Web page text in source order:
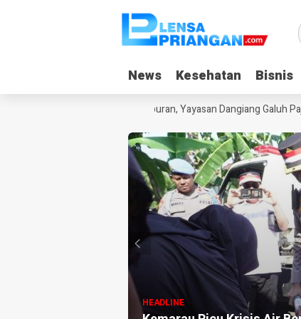
News Kesehatan Bisnis
News Kesehatan Bisnis
Kecanduan Gadget Saat Liburan, Yayasan Dangiang Galuh
HEADLINE